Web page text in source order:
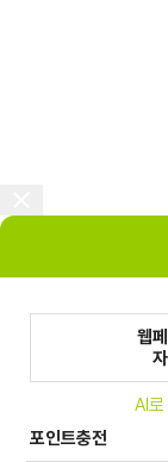
웹
AI로
포인트충전